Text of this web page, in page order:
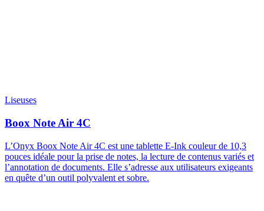
Liseuses
Boox Note Air 4C
L’Onyx Boox Note Air 4C est une tablette E-Ink couleur de 10,3
pouces idéale pour la prise de notes, la lecture de contenus variés et
l’annotation de documents. Elle s’adresse aux utilisateurs exigeants
en quête d’un outil polyvalent et sobre.